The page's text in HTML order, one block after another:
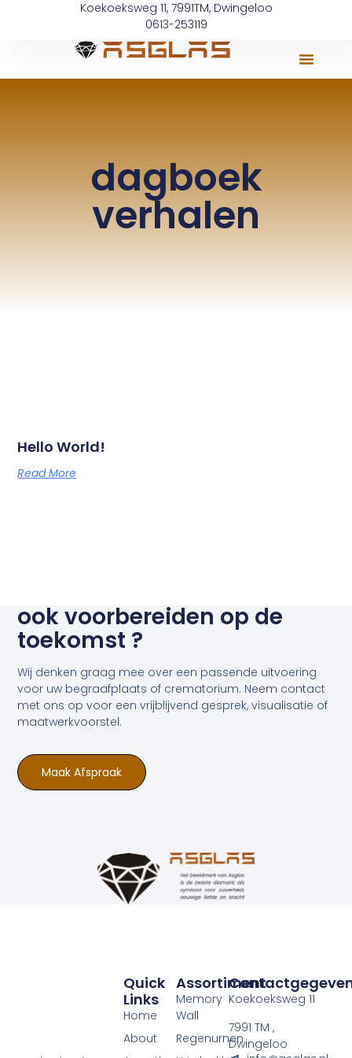
Koekoeksweg 11, 7991TM, Dwingeloo
0613-253119
dagboek
verhalen
Hello World!
Read More
ook voorbereiden op de
toekomst ?
Wij denken graag mee over een passende uitvoering
voor uw begraafplaats of crematorium. Neem contact
met ons op voor een vrijblijvend gesprek, visualisatie of
maatwerkvoorstel.
Maak Afspraak
Assortiment
Memory
Wall
Regenurnen
Quick
Links
Home
About
Koekoeksweg 11
7991 TM ,
Dwingeloo